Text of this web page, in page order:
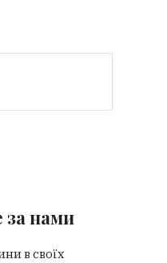
за нами
в своїх